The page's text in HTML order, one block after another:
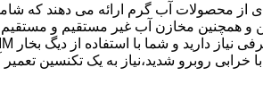
محصولات آب گرم ارائه می دهند که
آب مستقیم با ظرفیت 40 الی 100 گالن و همچنین مخازن آب غیر
خرابی روبرو شدید،نیاز به یک تکنسین تعمیر